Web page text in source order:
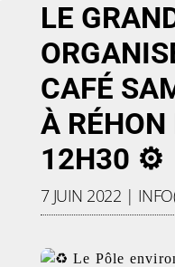
LE
CAFÉ
À
12H30 ⚙️
7 JUIN 2022 |
Le Pôle